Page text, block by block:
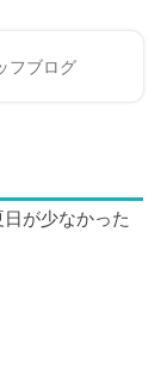
フブログ
が少なかった